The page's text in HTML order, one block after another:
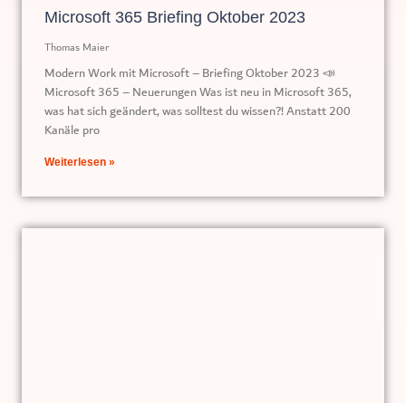
Microsoft 365 Briefing Oktober 2023
Thomas Maier
Modern Work mit Microsoft – Briefing Oktober 2023 📣
Microsoft 365 – Neuerungen Was ist neu in Microsoft 365,
was hat sich geändert, was solltest du wissen?! Anstatt 200
Kanäle pro
Weiterlesen »